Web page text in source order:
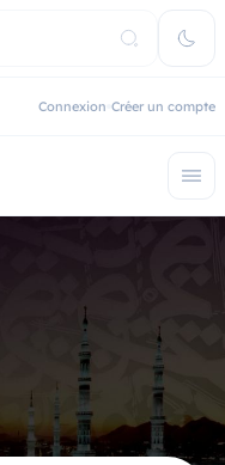
Connexion Créer un compte